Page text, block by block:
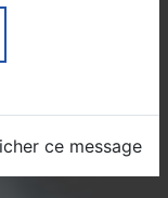
ce message